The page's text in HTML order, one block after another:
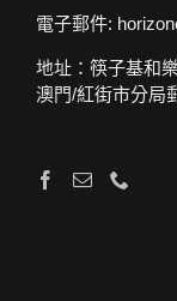
電子郵件:
地址：筷子基和
澳門/紅街市分局